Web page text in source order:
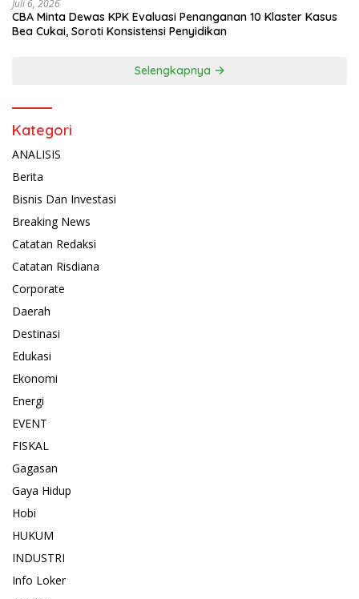
Juli 6, 2026
CBA Minta Dewas KPK Evaluasi Penanganan 10 Klaster Kasus
Bea Cukai, Soroti Konsistensi Penyidikan
Selengkapnya
Kategori
ANALISIS
Berita
Bisnis Dan Investasi
Breaking News
Catatan Redaksi
Catatan Risdiana
Corporate
Daerah
Destinasi
Edukasi
Ekonomi
Energi
EVENT
FISKAL
Gagasan
Gaya Hidup
Hobi
HUKUM
INDUSTRI
Info Loker